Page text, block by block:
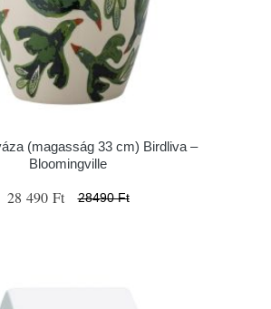
(magasság 33 cm) Birdliva –
Bloomingville
28 490 Ft 28490 Ft